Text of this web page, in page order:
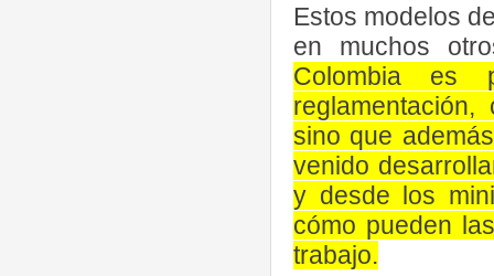
Estos modelos
en muchos
Colombia es
sino que
venido
y desde los
cómo pueden
trabajo.